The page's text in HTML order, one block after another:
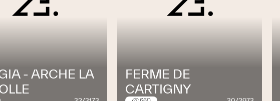
- ARCHE LA
FERME DE
CARTIGNY